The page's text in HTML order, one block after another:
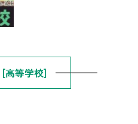
高等学校]